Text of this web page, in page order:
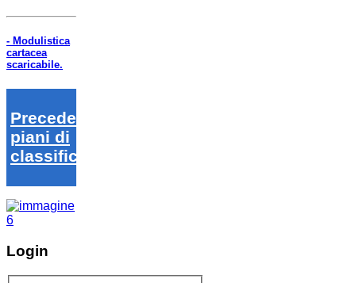
- Modulistica
cartacea
scaricabile.
Precedenti
piani di
classifica
Login